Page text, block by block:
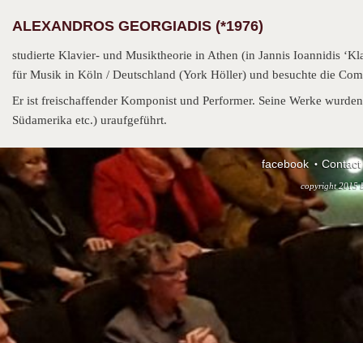
ALEXANDROS GEORGIADIS (*1976)
studierte Klavier- und Musiktheorie in Athen (in Jannis Ioannidis
für Musik in Köln / Deutschland (York Höller) und besuchte die
Er ist freischaffender Komponist und Performer. Seine Werke
Südamerika etc.) uraufgeführt.
facebook Contact
copyright 2015